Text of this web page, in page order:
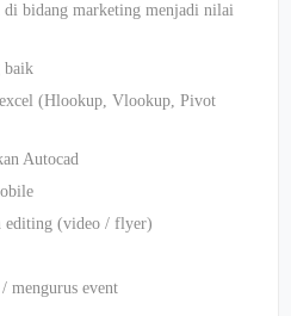
bidang marketing menjadi nilai
baik
(Hlookup, Vlookup, Pivot
Autocad
editing (video / flyer)
mengurus event